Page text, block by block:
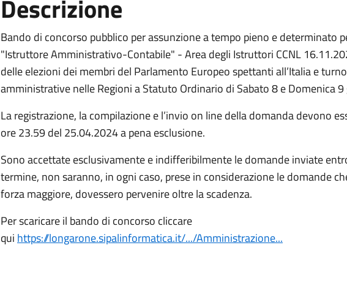
Descrizione
Bando di concorso pubblico per assunzione a tempo pieno e determinato
"Istruttore Amministrativo-Contabile" - Area degli Istruttori CCNL
delle elezioni dei membri del Parlamento Europeo spettanti all’Italia e
amministrative nelle Regioni a Statuto Ordinario di Sabato 8 e Domenica
La registrazione, la compilazione e l’invio on line della domanda devono
ore 23.59 del 25.04.2024 a pena esclusione.
Sono accettate esclusivamente e indifferibilmente le domande inviate
termine, non saranno, in ogni caso, prese in considerazione le domande
forza maggiore, dovessero pervenire oltre la scadenza.
Per scaricare il bando di concorso cliccare
qui https://longarone.sipalinformatica.it/.../Amministrazione...